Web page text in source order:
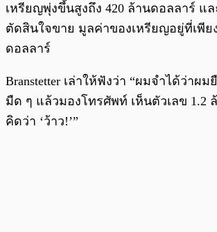
เหรียญพุ่งขึ้นสูงถึง 420 ล้านดอลลาร์ แล
ตัดสินใจขาย มูลค่าของเหรียญอยู่ที่เพีย
ดอลลาร์
Branstetter เล่าให้ฟังว่า “ผมจำได้ว่าผม
มืด ๆ แล้วมองโทรศัพท์ เห็นตัวเลข 1.2
คิดว่า ‘ว้าว!’”